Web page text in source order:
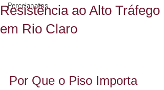
Percelanatos
Resistência ao Alto Tráfego
em Rio Claro
Por Que o Piso Importa